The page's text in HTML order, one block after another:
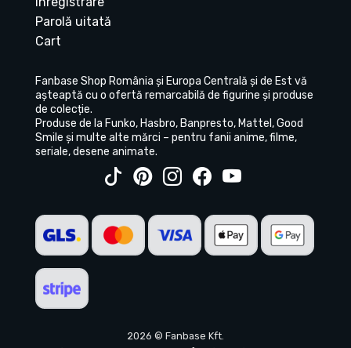
Parolă uitată
Cart
Fanbase Shop România și Europa Centrală și de Est vă
așteaptă cu o ofertă remarcabilă de figurine și produse
de colecție.
Produse de la Funko, Hasbro, Banpresto, Mattel, Good
Smile și multe alte mărci – pentru fanii anime, filme,
seriale, desene animate.
2026 © Fanbase Kft.